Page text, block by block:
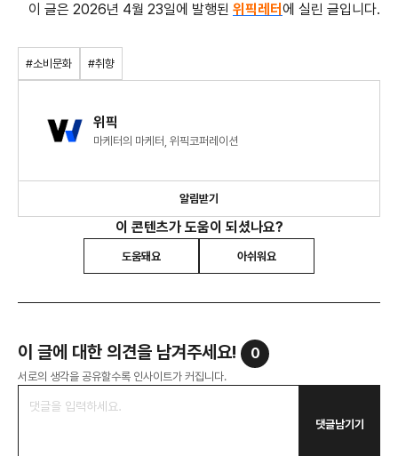
이 글은 2026년 4월 23일에 발행된 위픽레터 에 실린 글입니다.
#소비문화 #취향
위픽
마케터의 마케터, 위픽코퍼레이션
알림받기
이 콘텐츠가 도움이 되셨나요?
도움돼요 아쉬워요
이 글에 대한 의견을 남겨주세요! 0
서로의 생각을 공유할수록 인사이트가 커집니다.
댓글남기기